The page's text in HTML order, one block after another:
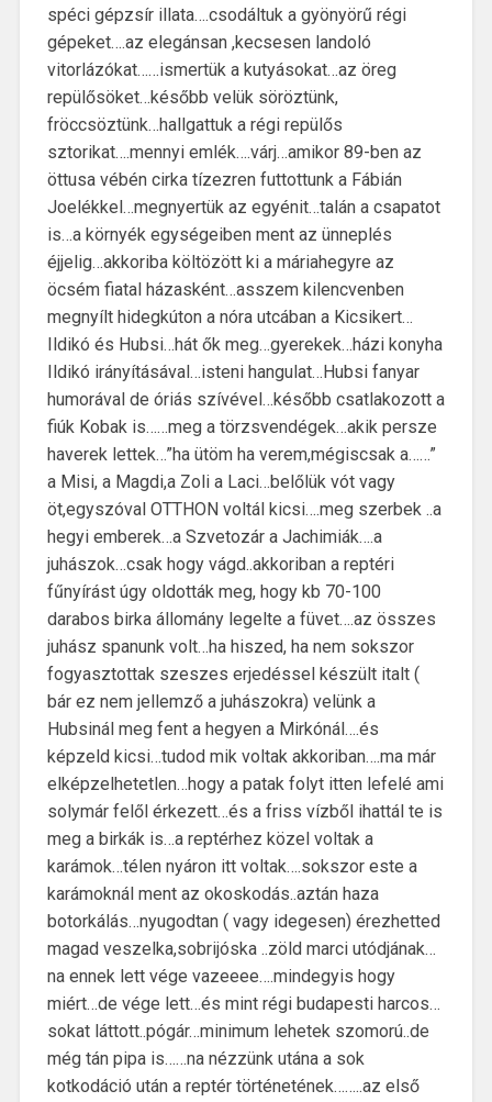
spéci gépzsír illata….csodáltuk a gyönyörű régi
gépeket….az elegánsan ,kecsesen landoló
vitorlázókat……ismertük a kutyásokat…az öreg
repülősöket…később velük söröztünk,
fröccsöztünk…hallgattuk a régi repülős
sztorikat….mennyi emlék….várj…amikor 89-ben az
öttusa vébén cirka tízezren futtottunk a Fábián
Joelékkel…megnyertük az egyénit…talán a csapatot
is…a környék egységeiben ment az ünneplés
éjjelig…akkoriba költözött ki a máriahegyre az
öcsém fiatal házasként…asszem kilencvenben
megnyílt hidegkúton a nóra utcában a Kicsikert…
Ildikó és Hubsi…hát ők meg…gyerekek…házi konyha
Ildikó irányításával…isteni hangulat…Hubsi fanyar
humorával de óriás szívével…később csatlakozott a
fiúk Kobak is……meg a törzsvendégek…akik persze
haverek lettek…”ha ütöm ha verem,mégiscsak a……”
a Misi, a Magdi,a Zoli a Laci…belőlük vót vagy
öt,egyszóval OTTHON voltál kicsi….meg szerbek ..a
hegyi emberek…a Szvetozár a Jachimiák….a
juhászok…csak hogy vágd..akkoriban a reptéri
fűnyírást úgy oldották meg, hogy kb 70-100
darabos birka állomány legelte a füvet….az összes
juhász spanunk volt…ha hiszed, ha nem sokszor
fogyasztottak szeszes erjedéssel készült italt (
bár ez nem jellemző a juhászokra) velünk a
Hubsinál meg fent a hegyen a Mirkónál….és
képzeld kicsi…tudod mik voltak akkoriban….ma már
elképzelhetetlen…hogy a patak folyt itten lefelé ami
solymár felől érkezett…és a friss vízből ihattál te is
meg a birkák is…a reptérhez közel voltak a
karámok…télen nyáron itt voltak….sokszor este a
karámoknál ment az okoskodás..aztán haza
botorkálás…nyugodtan ( vagy idegesen) érezhetted
magad veszelka,sobrijóska ..zöld marci utódjának…
na ennek lett vége vazeeee….mindegyis hogy
miért…de vége lett…és mint régi budapesti harcos…
sokat láttott..pógár…minimum lehetek szomorú..de
még tán pipa is……na nézzünk utána a sok
kotkodáció után a reptér történetének……..az első